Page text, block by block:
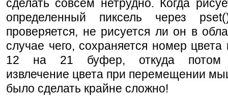
сделать совсем нетрудно. Когда
определенный пиксель через
проверяется, не рисуется ли он в
случае чего, сохраняется номер
12 на 21 буфер, откуда потом
извлечение цвета при перемещении
было сделать крайне сложно!